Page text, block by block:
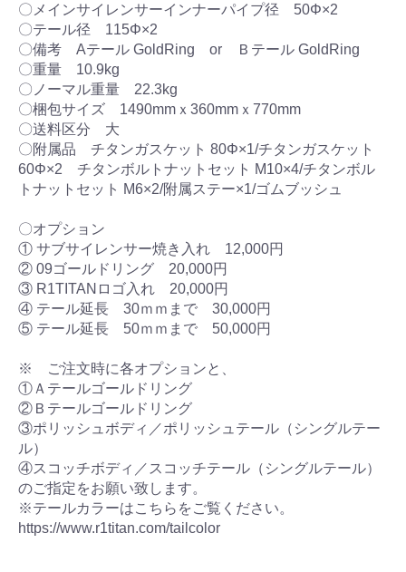
〇メインサイレンサーインナーパイプ径 50Φ×2
〇テール径 115Φ×2
〇備考 Aテール GoldRing or Ｂテール GoldRing
〇重量 10.9kg
〇ノーマル重量 22.3kg
〇梱包サイズ 1490mmｘ360mmｘ770mm
〇送料区分 大
〇附属品 チタンガスケット 80Φ×1/チタンガスケット
60Φ×2 チタンボルトナットセット M10×4/チタンボル
トナットセット M6×2/附属ステー×1/ゴムブッシュ
〇オプション
① サブサイレンサー焼き入れ 12,000円
② 09ゴールドリング 20,000円
③ R1TITANロゴ入れ 20,000円
④ テール延長 30ｍｍまで 30,000円
⑤ テール延長 50ｍｍまで 50,000円
※ ご注文時に各オプションと、
①Ａテールゴールドリング
②Ｂテールゴールドリング
③ポリッシュボディ／ポリッシュテール（シングルテー
ル）
④スコッチボディ／スコッチテール（シングルテール）
のご指定をお願い致します。
※テールカラーはこちらをご覧ください。
https://www.r1titan.com/tailcolor